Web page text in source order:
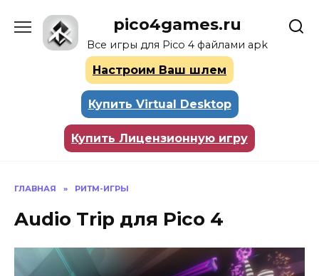
содержанию
pico4games.ru
Все игры для Pico 4 файлами apk
Настроим Ваш шлем
Купить Virtual Desktop
Купить Лицензионную игру
ГЛАВНАЯ » РИТМ-ИГРЫ
Audio Trip для Pico 4